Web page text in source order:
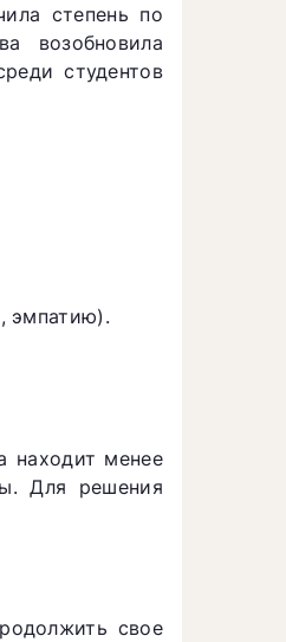
степень по
возобновила
студентов
эмпатию).
находит менее
Для решения
свое